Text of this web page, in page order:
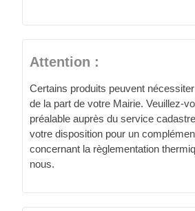
Attention :
Certains produits peuvent
de la part de votre Mairie. Veuillez-
préalable auprès du service
votre disposition pour un
concernant la règlementation
nous.